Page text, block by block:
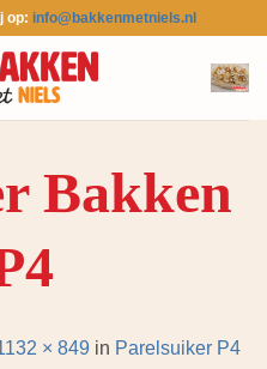
op: info@bakkenmetniels.nl
Bakken
× 849 in Parelsuiker P4